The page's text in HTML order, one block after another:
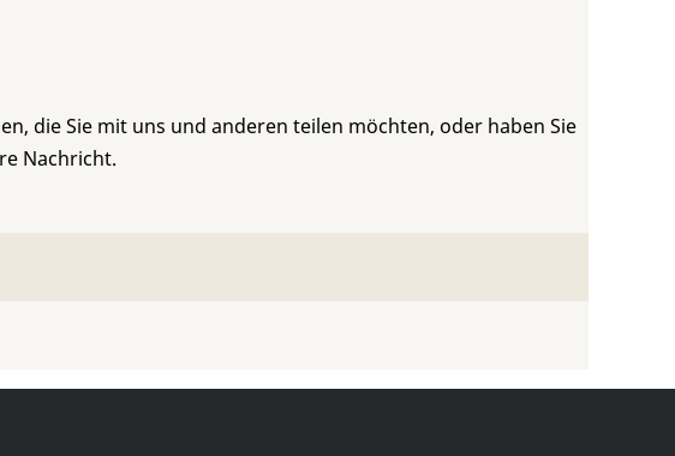
die Sie mit uns und anderen teilen möchten, oder haben Sie
Nachricht.